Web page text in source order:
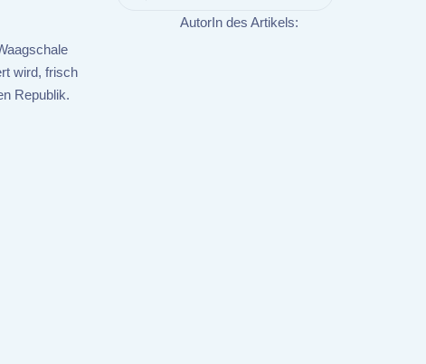
wird, frisch
Republik.
AutorIn des Artikels: